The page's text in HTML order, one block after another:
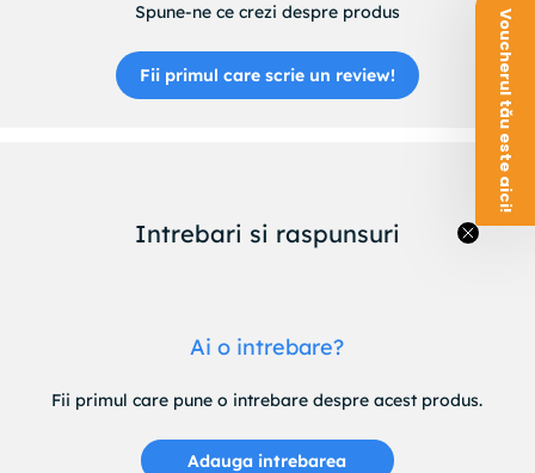
Spune-ne ce crezi despre produs
Fii primul care scrie un review!
Intrebari si raspunsuri
Ai o intrebare?
Fii primul care pune o intrebare despre acest produs.
Adauga intrebarea
Voucherul tău este aici!